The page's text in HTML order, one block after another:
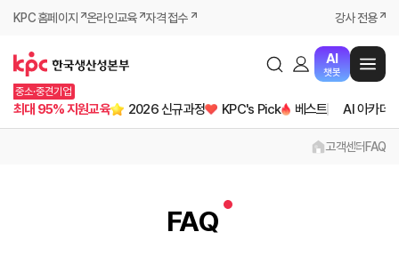
KPC 홈페이지 온라인교육 자격 접수 강사 전용
AI
챗봇
중소·중견기업
최대 95% 지원교육 2026 신규과정 KPC's Pick 베스트 AI 아카데
고객센터 FAQ
FAQ